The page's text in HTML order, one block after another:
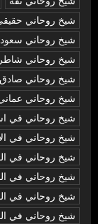
شيخ روحاني
شيخ روحاني
شيخ روحاني شاطر
شيخ روحاني
شيخ روحاني
شيخ روحاني في
شيخ روحاني في
شيخ روحاني في
شيخ روحاني في
شيخ روحاني في
شيخ روحاني في